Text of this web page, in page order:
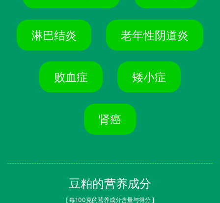
淋巴结炎 老年性阴道炎
败血症 矮小症
肾癌
豆粕的营养成分
[ 每100克的营养成分含量与得分 ]